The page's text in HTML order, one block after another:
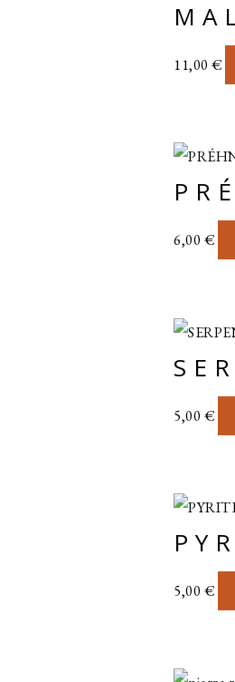
11,00 €
6,00 €
5,00 €
5,00 €